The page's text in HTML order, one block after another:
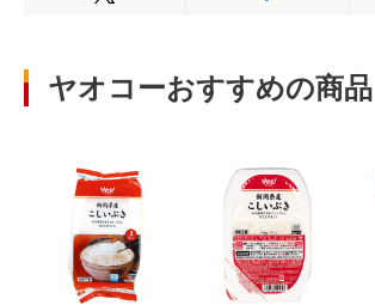
ヤオコーおすすめの商品